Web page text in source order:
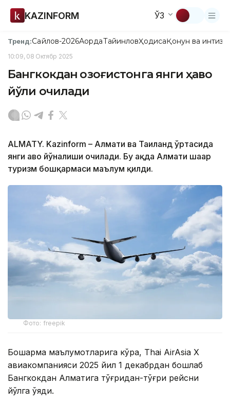
KAZINFORM ЎЗ
Тренд:Сайлов-2026АқордаТайинловҲодисаҚонун ва
10:09, 08 Октябр 2025
Бангкокдан Қозоғистонга янги ҳаво
йўли очилади
ALMATY. Kazinform – Алмати ва Таиланд ўртасида
янги ҳаво йўналиши очилади. Бу ҳақда Алмати шаҳар
туризм бошқармаси маълум қилди.
Фото: freepik
Бошқарма маълумотларига кўра, Thai AirAsia X
авиакомпанияси 2025 йил 1 декабрдан бошлаб
Бангкокдан Алматига тўғридан-тўғри рейсни
йўлга қўяди.